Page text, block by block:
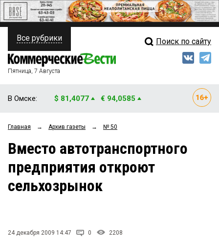
ПОЛИТИКА
ФИНАНСЫ
ОБЩЕСТВО
ЗАКОН
НОВОСТИ КОМПАНИЙ
Свежий выпуск
Рейтинги
Блоги
Все рубрики Поиск по сайту
Пятница, 7 Августа
В Омске: $ 81,4077 € 94,0585
Главная → Архив газеты → № 50
Вместо автотранспортного
предприятия откроют
сельхозрынок
24 декабря 2009 14:47 0 2208